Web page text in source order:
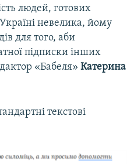
людей, готових
невелика, йому
для того, аби
підписки інших
«Бабеля» Катерина
текстові